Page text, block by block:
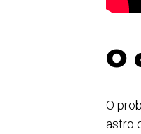
O
O
astro